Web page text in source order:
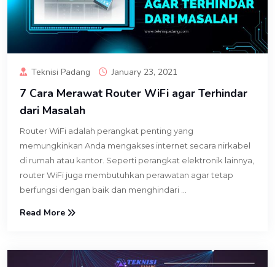
Teknisi Padang January 23, 2021
7 Cara Merawat Router WiFi agar Terhindar
dari Masalah
Router WiFi adalah perangkat penting yang
memungkinkan Anda mengakses internet secara nirkabel
di rumah atau kantor. Seperti perangkat elektronik lainnya,
router WiFi juga membutuhkan perawatan agar tetap
berfungsi dengan baik dan menghindari ...
Read More